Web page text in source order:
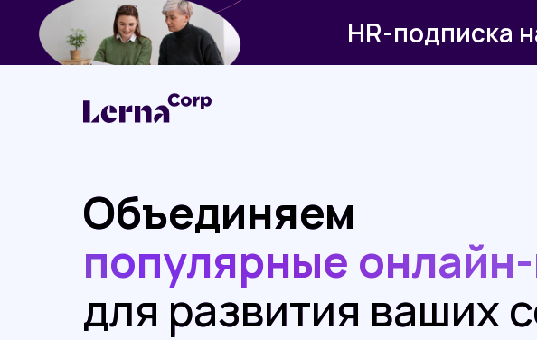
HR-подписка
Объединяем
популярные
для развития ваших